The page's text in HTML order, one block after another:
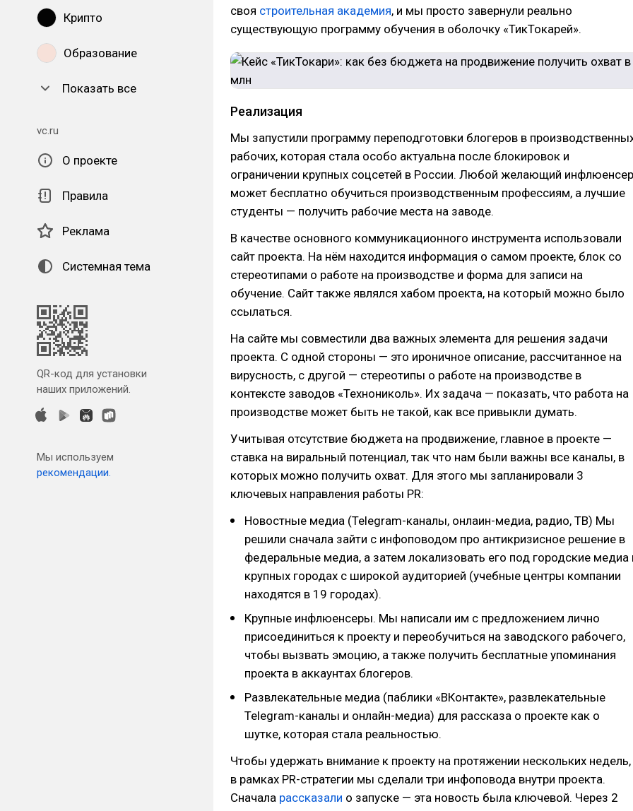
Крипто
Образование
Показать все
vc.ru
О проекте
Правила
Реклама
Системная тема
QR-код для установки
наших приложений.
Мы используем
рекомендации.
своя строительная академия, и мы просто завернули реально
существующую программу обучения в оболочку «ТикТокарей».
Реализация
Мы запустили программу переподготовки блогеров в
рабочих, которая стала особо актуальна после блокировок и
ограничении крупных соцсетей в России. Любой желающий инфлюенсер
может бесплатно обучиться производственным профессиям, а лучшие
студенты — получить рабочие места на заводе.
В качестве основного коммуникационного инструмента использовали
сайт проекта. На нём находится информация о самом проекте, блок со
стереотипами о работе на производстве и форма для записи на
обучение. Сайт также являлся хабом проекта, на который можно было
ссылаться.
На сайте мы совместили два важных элемента для решения задачи
проекта. С одной стороны — это ироничное описание, рассчитанное на
вирусность, с другой — стереотипы о работе на производстве в
контексте заводов «Технониколь». Их задача — показать, что работа на
производстве может быть не такой, как все привыкли думать.
Учитывая отсутствие бюджета на продвижение, главное в проекте —
ставка на виральный потенциал, так что нам были важны все каналы, в
которых можно получить охват. Для этого мы запланировали 3
ключевых направления работы PR:
Новостные медиа (Telegram-каналы, онлаин-медиа, радио, ТВ) Мы
решили сначала зайти с инфоповодом про антикризисное решение в
федеральные медиа, а затем локализовать его под городские медиа
крупных городах с широкой аудиторией (учебные центры компании
находятся в 19 городах).
Крупные инфлюенсеры. Мы написали им с предложением лично
присоединиться к проекту и переобучиться на заводского рабочего,
чтобы вызвать эмоцию, а также получить бесплатные упоминания
проекта в аккаунтах блогеров.
Развлекательные медиа (паблики «ВКонтакте», развлекательные
Telegram-каналы и онлайн-медиа) для рассказа о проекте как о
шутке, которая стала реальностью.
Чтобы удержать внимание к проекту на протяжении нескольких недель,
в рамках PR-стратегии мы сделали три инфоповода внутри проекта.
Сначала рассказали о запуске — эта новость была ключевой. Через 2